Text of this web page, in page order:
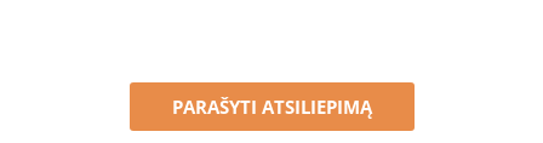
PARAŠYTI ATSILIEPIMĄ